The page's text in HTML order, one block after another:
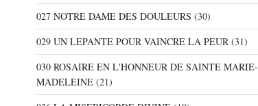
027 NOTRE DAME DES DOULEURS (30)
029 UN LEPANTE POUR VAINCRE LA PEUR(31)
030 ROSAIRE EN L'HONNEUR DE SAINTE MARIE-
MADELEINE(21)